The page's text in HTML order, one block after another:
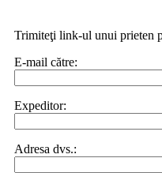
Trimiteţi link-ul unui prieten
E-mail către:
Expeditor:
Adresa dvs.: